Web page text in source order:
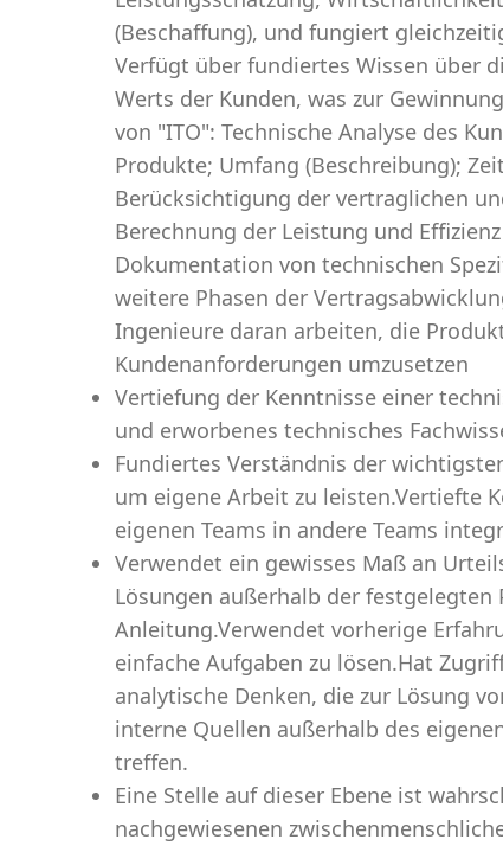
(Beschaffung), und fungiert
Verfügt über fundiertes Wissen über
Werts der Kunden, was zur
von "ITO": Technische Analyse des
Produkte; Umfang (Beschreibung);
Berücksichtigung der vertraglichen
Berechnung der Leistung und
Dokumentation von technischen
weitere Phasen der
Ingenieure daran arbeiten, die
Kundenanforderungen umzusetzen
Vertiefung der Kenntnisse einer
und erworbenes technisches
Fundiertes Verständnis der
um eigene Arbeit zu leisten.Vertiefte
eigenen Teams in andere Teams
Verwendet ein gewisses Maß an
Lösungen außerhalb der
Anleitung.Verwendet vorherige
einfache Aufgaben zu lösen.Hat
analytische Denken, die zur Lösung
interne Quellen außerhalb des
treffen.
Eine Stelle auf dieser Ebene ist
nachgewiesenen